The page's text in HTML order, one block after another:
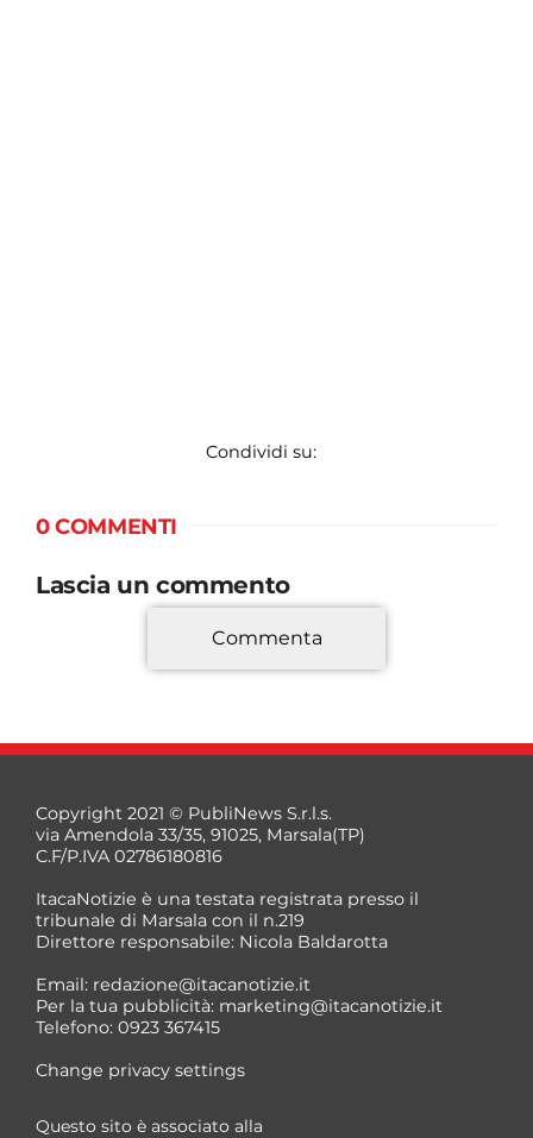
Condividi su:
0 COMMENTI
Lascia un commento
*
*
Commenta
Copyright 2021 © PubliNews S.r.l.s.
via Amendola 33/35, 91025, Marsala(TP)
C.F/P.IVA 02786180816
ItacaNotizie è una testata registrata presso il
tribunale di Marsala con il n.219
Direttore responsabile: Nicola Baldarotta
Email: redazione@itacanotizie.it
Per la tua pubblicità: marketing@itacanotizie.it
Telefono: 0923 367415
Change privacy settings
Questo sito è associato alla